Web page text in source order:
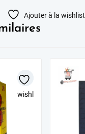
Ajouter à la wishlist
wishlist